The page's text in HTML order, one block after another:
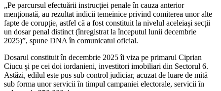
„Pe parcursul efectuării instrucției penale în cauza anterior
menționată, au rezultat indicii temeinice privind comiterea unor alte
fapte de corupție, astfel că a fost constituit la nivelul aceleiași secții
un dosar penal distinct (înregistrat la începutul lunii decembrie
2025)”, spune DNA în comunicatul oficial.
Dosarul constituit în decembrie 2025 îi viza pe primarul Ciprian
Ciucu și pe cei doi iordanieni, investitori imobiliari din Sectorul 6.
Astăzi, edilul este pus sub control judiciar, acuzat de luare de mită
sub forma unor servicii în timpul campaniei electorale, servicii în